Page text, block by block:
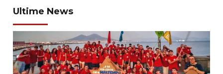
Ultime News